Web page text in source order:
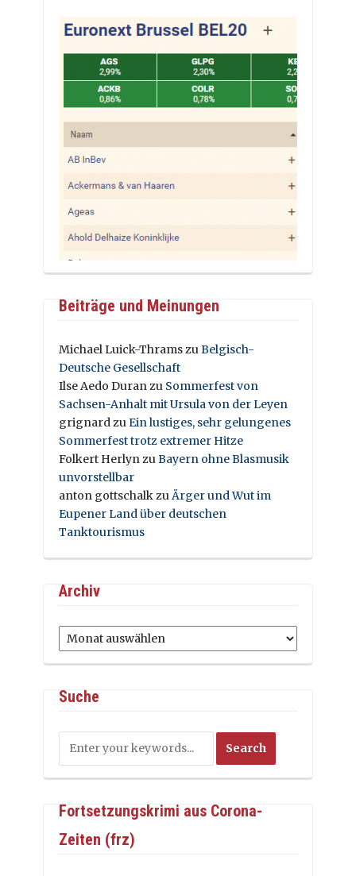
Beiträge und Meinungen
Michael Luick-ThramszuBelgisch-
Deutsche Gesellschaft
Ilse Aedo Duranzu Sommerfest von
Sachsen-Anhalt mit Ursula von der Leyen
grignardzuEin lustiges, sehr gelungenes
Sommerfest trotz extremer Hitze
Folkert HerlynzuBayern ohne Blasmusik
unvorstellbar
anton gottschalkzuÄrger und Wut im
Eupener Land über deutschen
Tanktourismus
Archiv
Archiv
Suche
Fortsetzungskrimi aus Corona-
Zeiten (frz)